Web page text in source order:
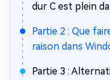
dur C est plein
Partie 2 : Que
raison dans
Partie 3 :